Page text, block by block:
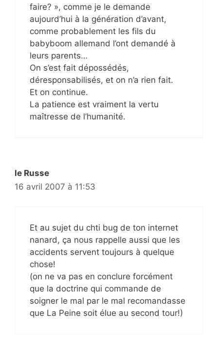
faire? », comme je le demande
aujourd’hui à la génération d’avant,
comme probablement les fils du
babyboom allemand l’ont demandé à
leurs parents…
On s’est fait dépossédés,
déresponsabilisés, et on n’a rien fait.
Et on continue.
La patience est vraiment la vertu
maîtresse de l’humanité.
le Russe
16 avril 2007 à 11:53
Et au sujet du chti bug de ton internet
nanard, ça nous rappelle aussi que les
accidents servent toujours à quelque
chose!
(on ne va pas en conclure forcément
que la doctrine qui commande de
soigner le mal par le mal recomandasse
que La Peine soit élue au second tour!)